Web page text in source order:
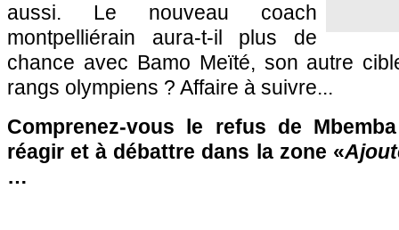
aussi. Le nouveau coach
montpelliérain aura-t-il plus de
chance avec Bamo Meïté, son autre
rangs olympiens ? Affaire à suivre...
Comprenez-vous le refus de
réagir et à débattre dans la zone «
…